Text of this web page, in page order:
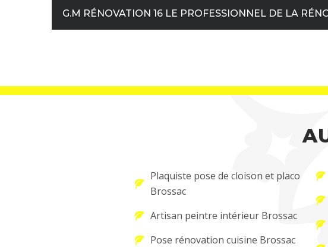
G.M RÉNOVATION 16 LE PROFESSIONNEL DE LA
Plaquiste pose de cloison et placo
Brossac
Artisan peintre intérieur Brossac
Pose rénovation cuisine Brossac